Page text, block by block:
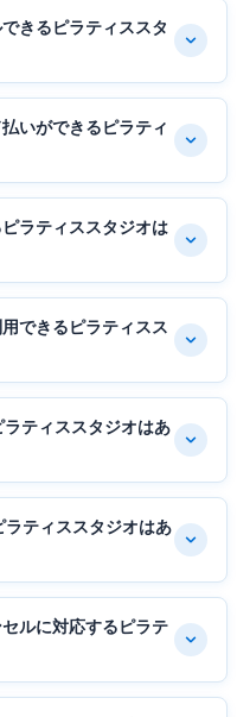
きるピラティススタ
いができるピラティ
ラティススタジオは
できるピラティスス
ティススタジオはあ
ティススタジオはあ
ルに対応するピラテ